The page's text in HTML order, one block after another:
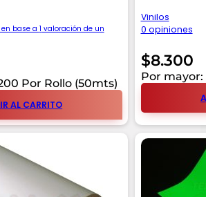
base a 1 valoración de un
Por Rollo (50mts)
AL CARRITO
Vinilos
0 opiniones
$8.300
Por mayor: